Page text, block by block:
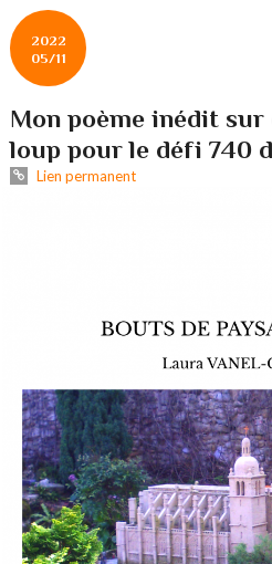
2022
05/11
Mon poème inédit sur
loup pour le défi 740
Lien permanent